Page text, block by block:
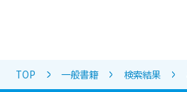
TOP 一般書籍 検索結果